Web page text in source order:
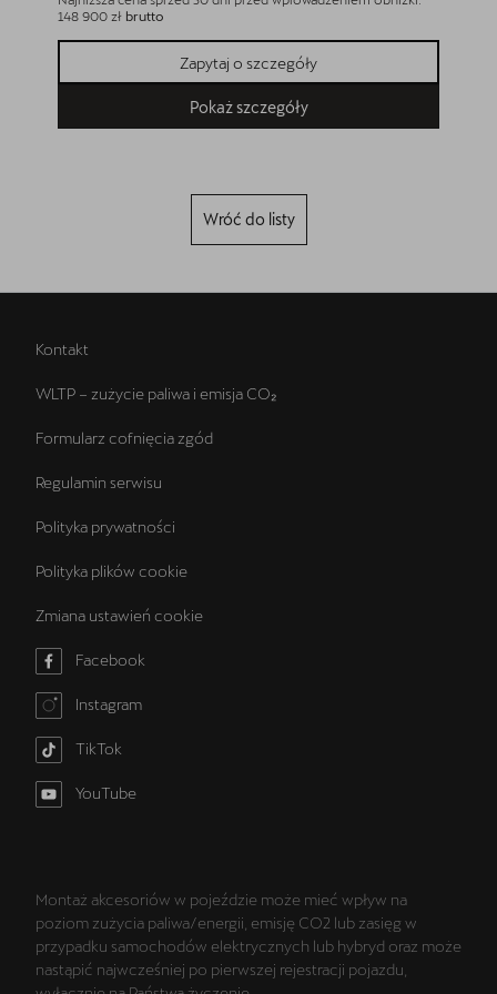
148 900 zł brutto
Zapytaj o szczegóły
Pokaż szczegóły
Wróć do listy
Kontakt
WLTP – zużycie paliwa i emisja CO₂
Formularz cofnięcia zgód
Regulamin serwisu
Polityka prywatności
Polityka plików cookie
Zmiana ustawień cookie
Facebook
Instagram
TikTok
YouTube
Montaż akcesoriów w pojeździe może mieć wpływ na
poziom zużycia paliwa/energii, emisję CO2 lub zasięg w
przypadku samochodów elektrycznych lub hybryd oraz może
nastąpić najwcześniej po pierwszej rejestracji pojazdu,